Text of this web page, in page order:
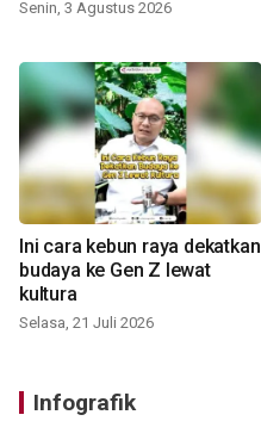
Senin, 3 Agustus 2026
Ini cara kebun raya dekatkan
budaya ke Gen Z lewat
kultura
Selasa, 21 Juli 2026
Infografik